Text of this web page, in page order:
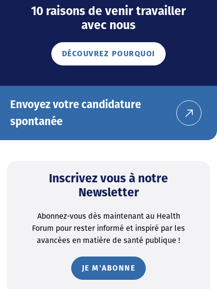
10 raisons de venir travailler
avec nous
DÉCOUVREZ POURQUOI
Envoyez votre candidature
spontanée
Inscrivez vous à notre
Newsletter
Abonnez-vous dès maintenant au Health
Forum pour rester informé et inspiré par les
avancées en matière de santé publique !
JE M'ABONNE